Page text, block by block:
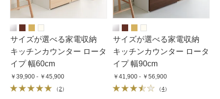
サイズが選べる家電収納
キッチンカウンター ロータ
イプ 幅60cm
￥39,900 - ￥45,900
（2）
サイズが選べる家電収納
キッチンカウンター ロータ
イプ 幅90cm
￥41,900 - ￥56,900
（4）